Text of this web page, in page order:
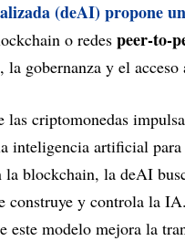
(deAI) propone
o redes peer-to-
la gobernanza y el
las criptomonedas
inteligencia artificial
la blockchain, la deAI
construye y controla la
este modelo mejora la